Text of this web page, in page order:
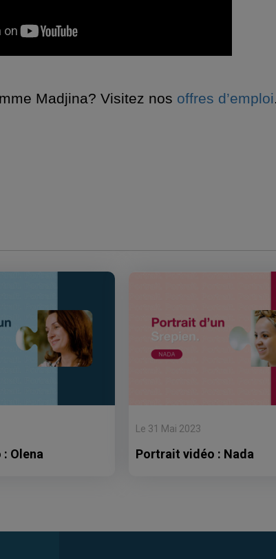
Madjina? Visitez nos offres d’emploi
Olena
Le 31 Mai 2023
Portrait vidéo : Nada